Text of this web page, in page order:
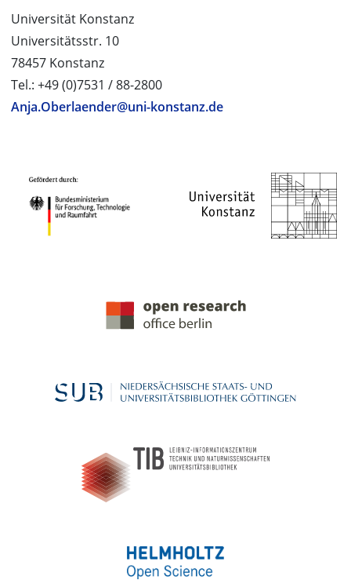
Universität Konstanz
Universitätsstr. 10
78457 Konstanz
Tel.: +49 (0)7531 / 88-2800
Anja.Oberlaender@uni-konstanz.de